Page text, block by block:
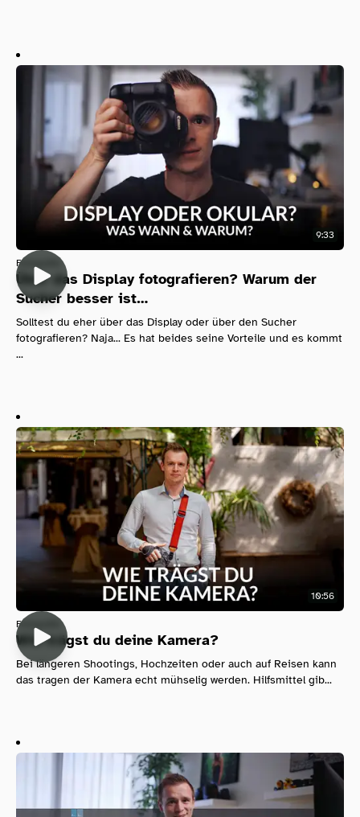
9:33
Fotografie
Über das Display fotografieren? Warum der
Sucher besser ist…
Solltest du eher über das Display oder über den Sucher
fotografieren? Naja... Es hat beides seine Vorteile und es kommt
...
10:56
Fotografie
Wie trägst du deine Kamera?
Bei längeren Shootings, Hochzeiten oder auch auf Reisen kann
das tragen der Kamera echt mühselig werden. Hilfsmittel gib...